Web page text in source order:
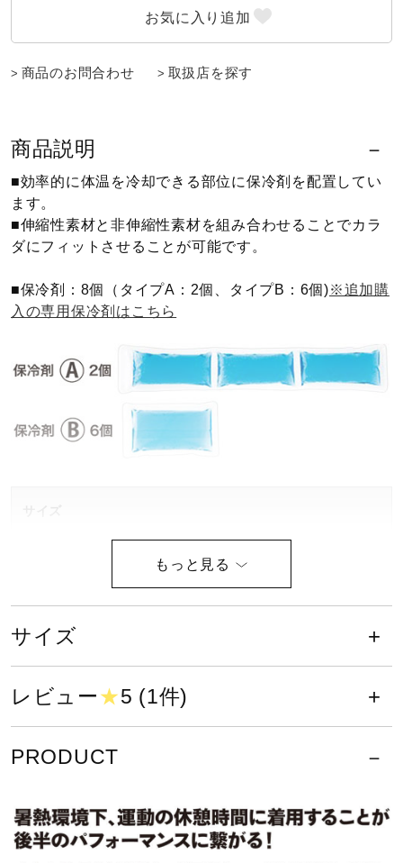
ワーキング
ライフスタイルグッズ
インナー
寝具／ミズノスリープ
アウトドア／レイン
サポーター
ジュニア／キッズ
メディカル
その他
商品のお問合わせ 取扱店を探す
商品説明
■効率的に体温を冷却できる部位に保冷剤を配置してい
ます。
■伸縮性素材と非伸縮性素材を組み合わせることでカラ
ダにフィットさせることが可能です。
■保冷剤：8個（タイプA：2個、タイプB：6個)※追加購
入の専用保冷剤はこちら
S、M、L、XL、2XL、3XL
カラー
素材
ベスト
バインダー：ナイロン90％、ポリウレタン10％
サイズ
レビュー★5 (1件)
PRODUCT